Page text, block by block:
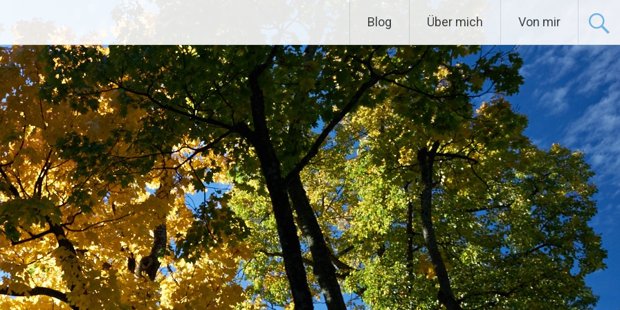
Blog Über mich Von mir